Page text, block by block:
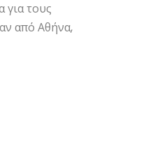
για τους
από Αθήνα,